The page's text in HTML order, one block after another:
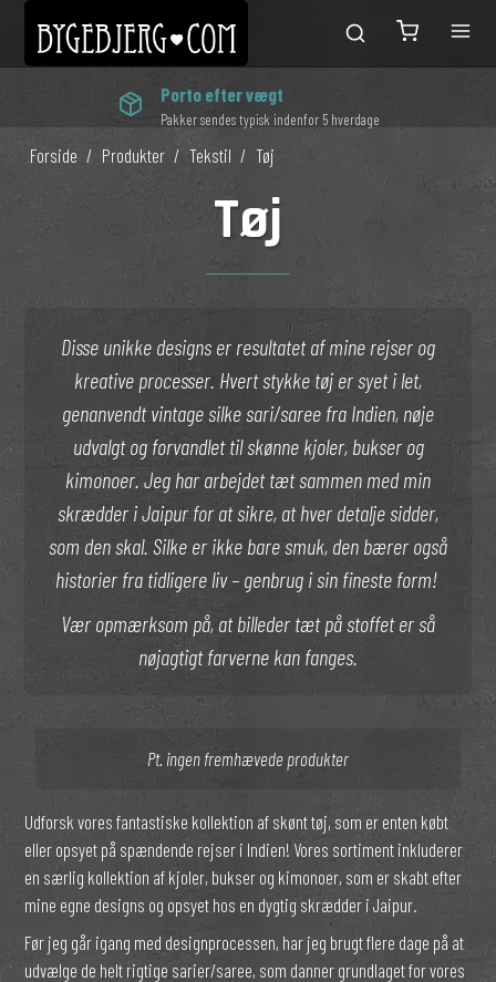
Porto efter vægt
Pakker sendes typisk indenfor 5 hverdage
Forside / Produkter / Tekstil / Tøj
Tøj
Disse unikke designs er resultatet af mine rejser og
kreative processer. Hvert stykke tøj er syet i let,
genanvendt vintage silke sari/saree fra Indien, nøje
udvalgt og forvandlet til skønne kjoler, bukser og
kimonoer. Jeg har arbejdet tæt sammen med min
skrædder i Jaipur for at sikre, at hver detalje sidder,
som den skal. Silke er ikke bare smuk, den bærer også
historier fra tidligere liv – genbrug i sin fineste form!
Vær opmærksom på, at billeder tæt på stoffet er så
nøjagtigt farverne kan fanges.
Pt. ingen fremhævede produkter
Udforsk vores fantastiske kollektion af skønt tøj, som er enten købt
eller opsyet på spændende rejser i Indien! Vores sortiment inkluderer
en særlig kollektion af kjoler, bukser og kimonoer, som er skabt efter
mine egne designs og opsyet hos en dygtig skrædder i Jaipur.
Før jeg går igang med designprocessen, har jeg brugt flere dage på at
udvælge de helt rigtige sarier/saree, som danner grundlaget for vores